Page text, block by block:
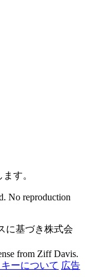
す。
No reproduction
に基づき株式会
from Ziff Davis.
ーについて 広告